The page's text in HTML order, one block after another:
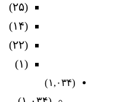
(۲۵)
(۱۴)
(۲۲)
(۱)
(۱,۰۳۴)